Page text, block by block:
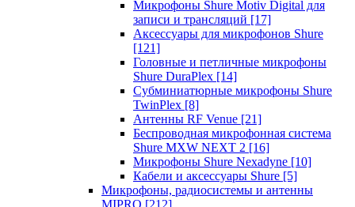
Микрофоны Shure Motiv Digital для
записи и трансляций [17]
Аксессуары для микрофонов Shure
[121]
Головные и петличные микрофоны
Shure DuraPlex [14]
Субминиатюрные микрофоны Shure
TwinPlex [8]
Антенны RF Venue [21]
Беспроводная микрофонная система
Shure MXW NEXT 2 [16]
Микрофоны Shure Nexadyne [10]
Кабели и аксессуары Shure [5]
Микрофоны, радиосистемы и антенны
MIPRO [212]